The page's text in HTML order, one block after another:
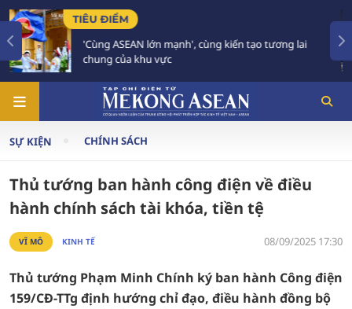
kiến tạo tương lai
59 năm ASEAN: Giữ vững đoàn
SỰ KIỆN CHÍNH SÁCH
Thủ tướng ban hành công điện về điều
hành chính sách tài khóa, tiền tệ
VĨ MÔ KINH TẾ 08/09/2025 17:30
Thủ tướng Phạm Minh Chính ký ban hành Công điện
159/CĐ-TTg định hướng chỉ đạo, điều hành đồng bộ